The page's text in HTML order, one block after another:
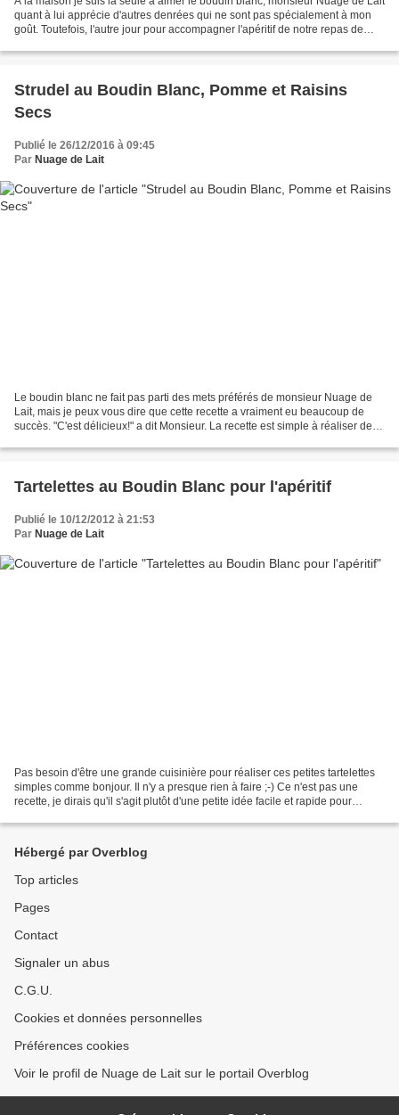
quant à lui apprécie d'autres denrées qui ne sont pas spécialement à mon
goût. Toutefois, l'autre jour pour accompagner l'apéritif de notre repas de
Strudel au Boudin Blanc, Pomme et Raisins
Secs
Publié le 26/12/2016 à 09:45
Par Nuage de Lait
Le boudin blanc ne fait pas parti des mets préférés de monsieur Nuage de
Lait, mais je peux vous dire que cette recette a vraiment eu beaucoup de
succès. "C'est délicieux!" a dit Monsieur. La recette est simple à réaliser de
Tartelettes au Boudin Blanc pour l'apéritif
Publié le 10/12/2012 à 21:53
Par Nuage de Lait
Pas besoin d'être une grande cuisinière pour réaliser ces petites tartelettes
simples comme bonjour. Il n'y a presque rien à faire ;-) Ce n'est pas une
recette, je dirais qu'il s'agit plutôt d'une petite idée facile et rapide pour
Hébergé par Overblog
Top articles
Pages
Contact
Signaler un abus
C.G.U.
Cookies et données personnelles
Préférences cookies
Voir le profil de Nuage de Lait sur le portail Overblog